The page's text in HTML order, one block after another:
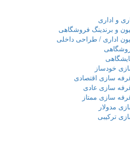
و اداری
و برندینگ فروشگاهی
اداری / طراحی داخلی
خودساز
سازی اقتصادی
سازی عادی
سازی ممتاز
مدولار
ترکیبی